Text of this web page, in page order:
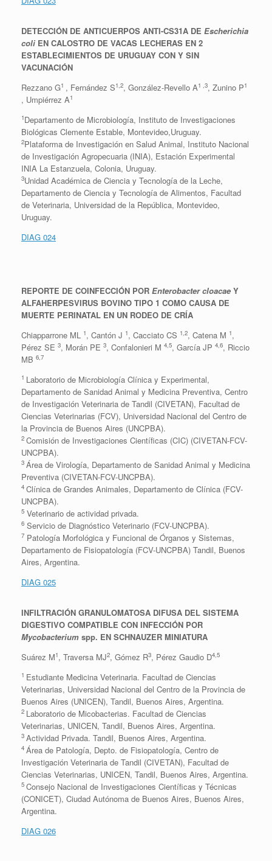
DETECCIÓN DE ANTICUERPOS ANTI-CS31A DE Escherichia
coli EN CALOSTRO DE VACAS LECHERAS EN 2
ESTABLECIMIENTOS DE URUGUAY CON Y SIN
VACUNACIÓN
Rezzano G1 , Fernández S1,2, González-Revello A1 ,3, Zunino P1
, Umpiérrez A1
1Departamento de Microbiología, Instituto de Investigaciones
Biológicas Clemente Estable, Montevideo,Uruguay.
2Plataforma de Investigación en Salud Animal, Instituto Nacional
de Investigación Agropecuaria (INIA), Estación Experimental
INIA La Estanzuela, Colonia, Uruguay.
3Unidad Académica de Ciencia y Tecnología de la Leche,
Departamento de Ciencia y Tecnología de Alimentos, Facultad
de Veterinaria, Universidad de la República, Montevideo,
Uruguay.
DIAG 024
REPORTE DE COINFECCIÓN POR Enterobacter cloacae Y
ALFAHERPESVIRUS BOVINO TIPO 1 COMO CAUSA DE
MUERTE PERINATAL EN UN RODEO DE CRÍA
Chiapparrone ML
1, Cantón J 1, Cacciato CS 1,2, Catena M 1,
Pérez SE 3, Morán PE 3, Confalonieri M 4,5, García JP 4,6, Riccio
MB 6,7
1 Laboratorio de Microbiología Clínica y Experimental,
Departamento de Sanidad Animal y Medicina Preventiva, Centro
de Investigación Veterinaria de Tandil (CIVETAN), Facultad de
Ciencias Veterinarias (FCV), Universidad Nacional del Centro de
la Provincia de Buenos Aires (UNCPBA).
2 Comisión de Investigaciones Científicas (CIC) (CIVETAN-FCV-
UNCPBA).
3 Área de Virología, Departamento de Sanidad Animal y Medicina
Preventiva (CIVETAN-FCV-UNCPBA).
4 Clínica de Grandes Animales, Departamento de Clínica (FCV-
UNCPBA).
5 Veterinario de actividad privada.
6 Servicio de Diagnóstico Veterinario (FCV-UNCPBA).
7 Patología Morfológica y Funcional de Órganos y Sistemas,
Departamento de Fisiopatología (FCV-UNCPBA) Tandil, Buenos
Aires, Argentina.
DIAG 025
INFILTRACIÓN GRANULOMATOSA DIFUSA DEL SISTEMA
DIGESTIVO COMPATIBLE CON INFECCIÓN POR
Mycobacterium spp. EN SCHNAUZER MINIATURA
Suárez M1, Traversa MJ2, Gómez R3, Pérez Gaudio D4,5
1 Estudiante Medicina Veterinaria. Facultad de Ciencias
Veterinarias, Universidad Nacional del Centro de la Provincia de
Buenos Aires (UNICEN), Tandil, Buenos Aires, Argentina.
2 Laboratorio de Micobacterias. Facultad de Ciencias
Veterinarias, UNICEN, Tandil, Buenos Aires, Argentina.
3 Actividad Privada. Tandil, Buenos Aires, Argentina.
4 Área de Patología, Depto. de Fisiopatología, Centro de
Investigación Veterinaria de Tandil (CIVETAN), Facultad de
Ciencias Veterinarias, UNICEN, Tandil, Buenos Aires, Argentina.
5 Consejo Nacional de Investigaciones Científicas y Técnicas
(CONICET), Ciudad Autónoma de Buenos Aires, Buenos Aires,
Argentina.
DIAG 026